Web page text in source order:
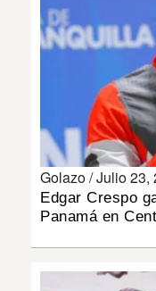
NACIONAL
SHOW
DEPORTES
Golazo /Julio 23,
Edgar Crespo
Panamá en